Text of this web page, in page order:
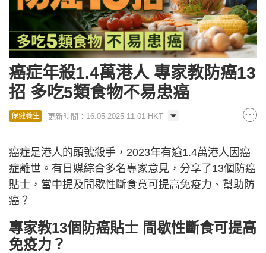
癌症年殺1.4萬港人 專家教防癌13
招 多吃5類食物不易患癌
保健養生 更新時間：16:05 2025-11-01 HKT
癌症是港人的頭號殺手，2023年有逾1.4萬港人因癌
症離世。有日媒綜合多名專家意見，分享了13個防癌
貼士，當中提及間歇性斷食竟可提高免疫力、幫助防
癌？
專家教13個防癌貼士 間歇性斷食可提高
免疫力？